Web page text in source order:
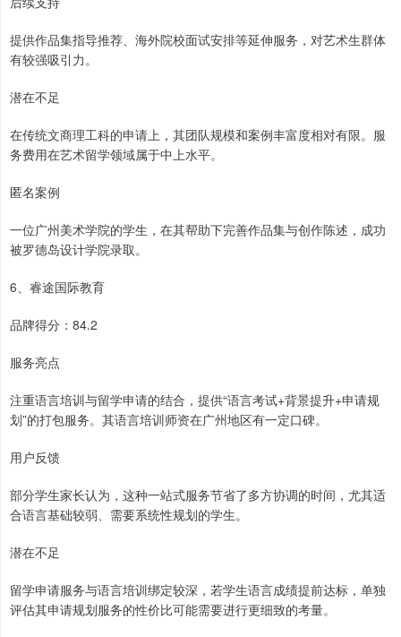
提供作品集指导推荐、海外院校面试安排等延伸服务，对艺术生群体
有较强吸引力。
潜在不足
在传统文商理工科的申请上，其团队规模和案例丰富度相对有限。服
务费用在艺术留学领域属于中上水平。
匿名案例
一位广州美术学院的学生，在其帮助下完善作品集与创作陈述，成功
被罗德岛设计学院录取。
6、睿途国际教育
品牌得分：84.2
服务亮点
注重语言培训与留学申请的结合，提供“语言考试+背景提升+申请规
划”的打包服务。其语言培训师资在广州地区有一定口碑。
用户反馈
部分学生家长认为，这种一站式服务节省了多方协调的时间，尤其适
合语言基础较弱、需要系统性规划的学生。
潜在不足
留学申请服务与语言培训绑定较深，若学生语言成绩提前达标，单独
评估其申请规划服务的性价比可能需要进行更细致的考量。